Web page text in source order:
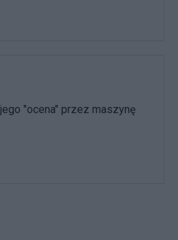
"ocena" przez maszynę